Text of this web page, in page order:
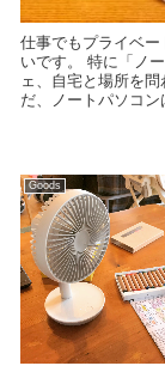
仕事でもプライベ
いです。 特に「ノ
ェ、自宅と場所を
だ、ノートパソコ
Goods